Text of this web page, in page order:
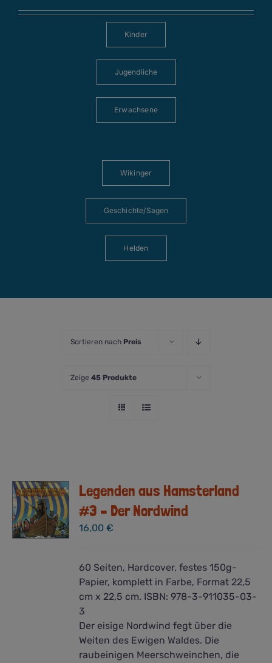
Kinder
Jugendliche
Erwachsene
Wikinger
Geschichte/Sagen
Helden
Sortieren nach Preis
Zeige 45 Produkte
Legenden aus Hamsterland
#3 – Der Nordwind
16,00€
60 Seiten, Hardcover, festes 150g-
Papier, komplett in Farbe, Format 22,5
cm x 22,5 cm. ISBN: 978-3-911035-03-
3
Der eisige Nordwind fegt über die
Weiten des Ewigen Waldes. Die
raubeinigen Meerschweinchen, die